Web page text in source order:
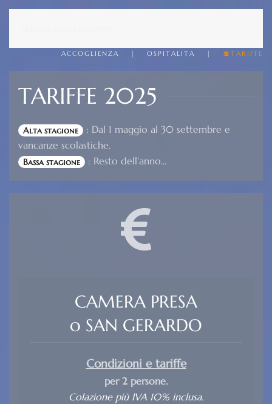
ACCOGLIENZA OSPITALITA 💲TARIFFE
TARIFFE 2025
Alta stagione
: Dal 1 maggio al 30 settembre e
vancanze scolastiche.
Bassa stagione : Resto dell'anno...
CAMERA PRESA
o SAN GERARDO
Condizioni e tariffe
per 2 persone.
Colazione più IVA 10% inclusa.